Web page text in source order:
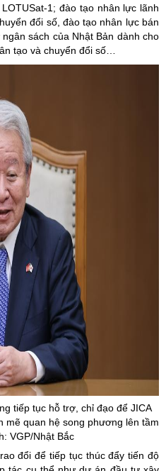
1; đào tạo nhân lực lãnh
đổi số, đào tạo nhân lực bán
sách của Nhật Bản dành cho
tạo và chuyển đổi số…
tiếp tục hỗ trợ, chỉ đạo để JICA
mẽ quan hệ song phương lên tầm
VGP/Nhật Bắc
đổi để tiếp tục thúc đẩy tiến độ